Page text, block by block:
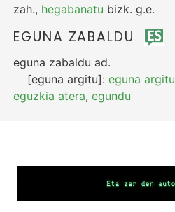
zah., hegabanatu bizk. g.e.
EGUNA ZABALDU
eguna zabaldu ad.
[eguna argitu]:eguna argitu
eguzkia atera,egundu